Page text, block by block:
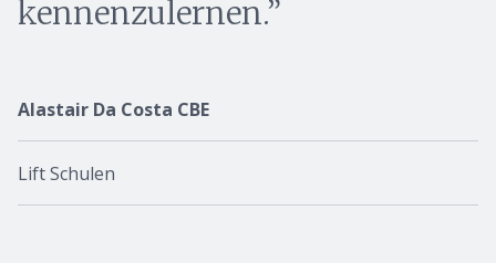
kennenzulernen.
Alastair Da Costa CBE
Lift Schulen